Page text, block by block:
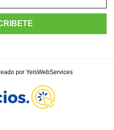
por YelsWebServices